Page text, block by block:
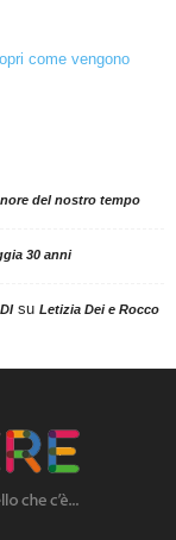
come vengono
del nostro tempo
30 anni
su Letizia Dei e Rocco